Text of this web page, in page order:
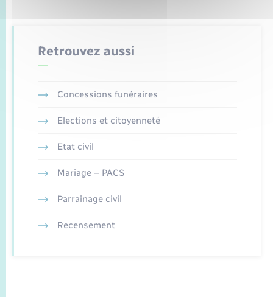
Retrouvez aussi
Concessions funéraires
Elections et citoyenneté
Etat civil
Mariage – PACS
Parrainage civil
Recensement